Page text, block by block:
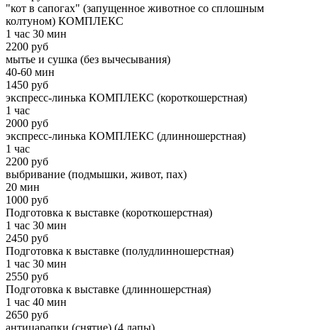
"кот в сапогах" (запущенное животное со сплошным
колтуном) КОМПЛЕКС
1 час 30 мин
2200 руб
мытье и сушка (без вычесывания)
40-60 мин
1450 руб
экспресс-линька КОМПЛЕКС (короткошерстная)
1 час
2000 руб
экспресс-линька КОМПЛЕКС (длинношерстная)
1 час
2200 руб
выбривание (подмышки, живот, пах)
20 мин
1000 руб
Подготовка к выставке (короткошерстная)
1 час 30 мин
2450 руб
Подготовка к выставке (полудлинношерстная)
1 час 30 мин
2550 руб
Подготовка к выставке (длинношерстная)
1 час 40 мин
2650 руб